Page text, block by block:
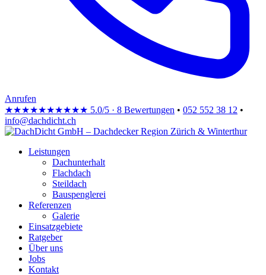
Anrufen
★★★★★★★★★★ 5.0/5 · 8 Bewertungen • 052 552 38 12 •
info@dachdicht.ch
Leistungen
Dachunterhalt
Flachdach
Steildach
Bauspenglerei
Referenzen
Galerie
Einsatzgebiete
Ratgeber
Über uns
Jobs
Kontakt